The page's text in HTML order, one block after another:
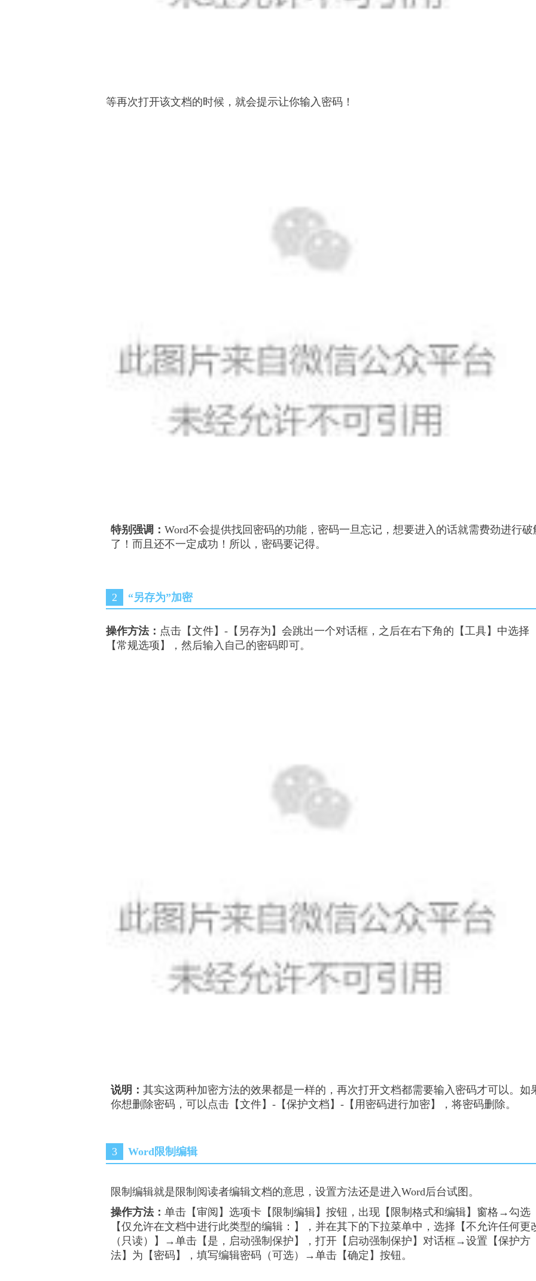
等再次打开该文档的时候，就会提示让你输入密码！
特别强调 ： Word不会提供找回密码的功能，密码一旦忘记，想要进入的话就需费劲进行破
了！而且还不一定成功！所以，密码要记得。
2 “另存为”加密
操作方法： 点击 【文件】-【另存为】会跳出一个对话框，之后在右下角的【工具】中选择
【常规选项】，然后输入自己的密码即可。
说明： 其实这两种加密方法的效果都是一样的，再次打开文档都需要输入密码才可以。如
你想删除密码，可以点击【文件】-【保护文档】-【用密码进行加密】，将密码删除。
3 Word限制编辑
限制编辑就是限制阅读者编辑文档的意思，设置方法还是进入Word后台试图。
操作方法： 单击【审阅 】选项卡【 限制编辑】按钮，出现【 限制格式和编辑】窗格→勾选
【仅允许在文档中进行此类型的编辑： 】，并在其下的下拉菜单中，选择【不允许任何更
（只读）
】→单击【 是，启动强制保护 】，打开【 启动强制保护 】对话框→设置【保护方
法】为【 密码 】，填写编辑密码（可选）→单击【确定 】按钮。